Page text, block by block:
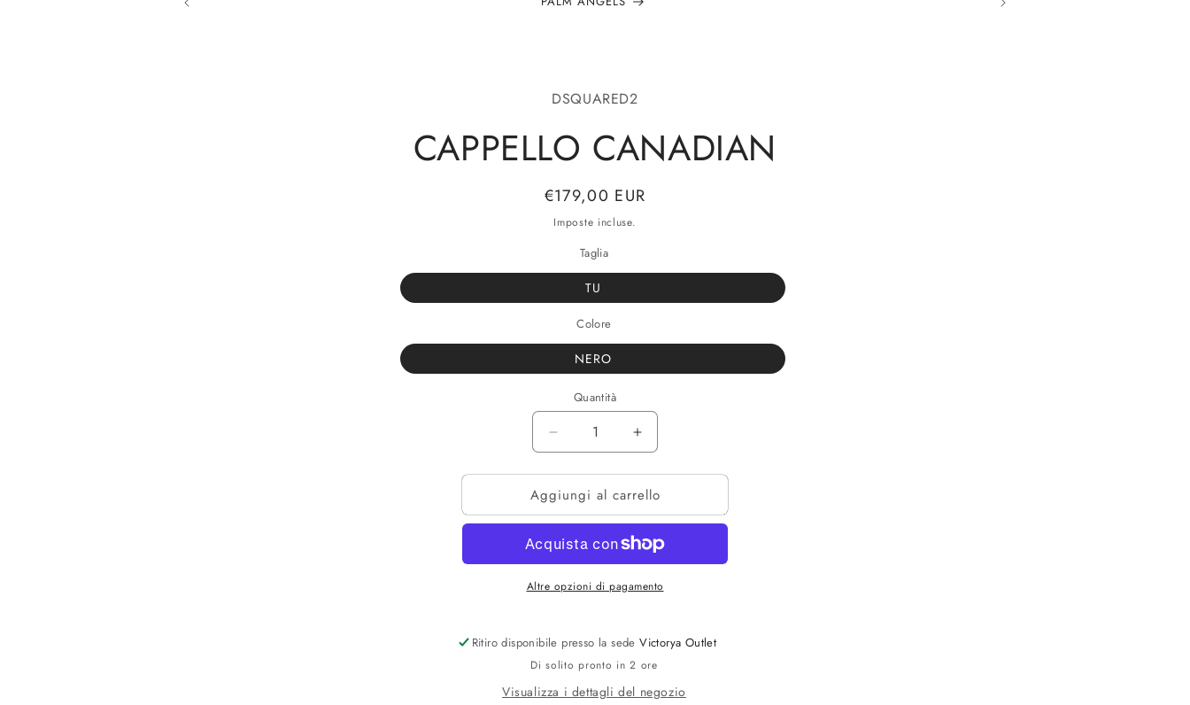
DSQUARED2
CAPPELLO CANADIAN
Prezzo
di
listino
€179,00 EUR
Imposte incluse.
Taglia
TU
Colore
NERO
Quantità
Diminuisci
quantità
per
CAPPELLO
CANADIAN
Aumenta
quantità
per
CAPPELLO
CANADIAN
Aggiungi al carrello
Altre opzioni di pagamento
Ritiro disponibile presso la sedeVictorya Outlet
Di solito pronto in 2 ore
Visualizza i dettagli del negozio